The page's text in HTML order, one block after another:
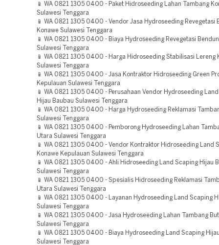
📱 WA 0821 1305 0400 - Paket Hidroseeding Lahan Tambang
Sulawesi Tenggara
📱 WA 0821 1305 0400 - Vendor Jasa Hydroseeding Revegetasi
Konawe Sulawesi Tenggara
📱 WA 0821 1305 0400 - Biaya Hydroseeding Revegetasi
Sulawesi Tenggara
📱 WA 0821 1305 0400 - Harga Hidroseeding Stabilisasi Lereng
Sulawesi Tenggara
📱 WA 0821 1305 0400 - Jasa Kontraktor Hidroseeding Green
Kepulauan Sulawesi Tenggara
📱 WA 0821 1305 0400 - Perusahaan Vendor Hydroseeding
Hijau Baubau Sulawesi Tenggara
📱 WA 0821 1305 0400 - Harga Hydroseeding Reklamasi
Sulawesi Tenggara
📱 WA 0821 1305 0400 - Pemborong Hydroseeding Lahan
Utara Sulawesi Tenggara
📱 WA 0821 1305 0400 - Vendor Kontraktor Hidroseeding Land
Konawe Kepulauan Sulawesi Tenggara
📱 WA 0821 1305 0400 - Ahli Hidroseeding Land Scaping Hijau
Sulawesi Tenggara
📱 WA 0821 1305 0400 - Spesialis Hidroseeding Reklamasi
Utara Sulawesi Tenggara
📱 WA 0821 1305 0400 - Layanan Hydroseeding Land Scaping
Sulawesi Tenggara
📱 WA 0821 1305 0400 - Jasa Hydroseeding Lahan Tambang
Sulawesi Tenggara
📱 WA 0821 1305 0400 - Biaya Hydroseeding Land Scaping
Sulawesi Tenggara